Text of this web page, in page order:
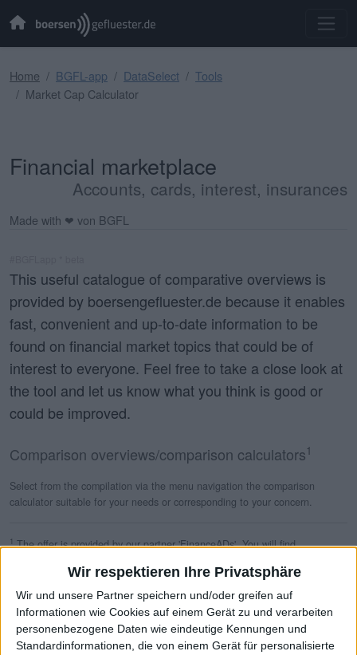
Wir respektieren Ihre Privatsphäre
Wir und unsere Partner speichern und/oder greifen auf
Informationen wie Cookies auf einem Gerät zu und verarbeiten
personenbezogene Daten wie eindeutige Kennungen und
Standardinformationen, die von einem Gerät für personalisierte
Home BGFL-app DataSelect
Tools
Market Cap Calculator
Financial marketplace
Accounts, cards, interest, insurances
Made with ❤ von BGFL
This useful catalogue of comparative overviews is
provided by boersengefluester.de because it enables
fast, convenient and up-to-date information to be
found on financial market topics that could be of
interest to everyone. Feel free to take a close look at
the tool and let us know what you think is good or
could be improved.
Comparison overviews/comparison calculators1
Select from the compilation via the menu navigation the comparison
calculator suitable for your needs or corresponding to your concern.
1The offer is provided by our partner 'FinanceADs'. You will find
Please note: The information are only relevant for residents of Germany
and persons who can apply for accounts with German financial institutions.
Certain information is only in German language available